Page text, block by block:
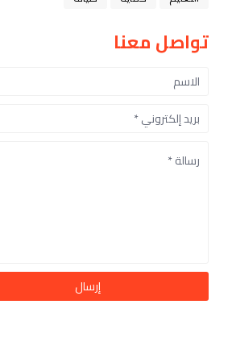
تواصل معنا